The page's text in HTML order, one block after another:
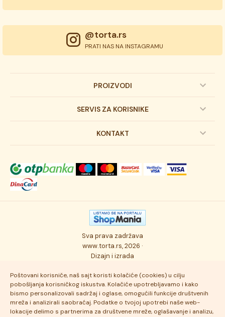
Poštovani korisniče, naš sajt koristi kolačiće (cookies) u cilju
pobošljanja korisničkog iskustva. Kolačiće upotrebljavamo i kako
bismo personalizovali sadržaj i oglase, omogućili funkcije društvenih
mreža i analizirali saobraćaj. Podatke o tvojoj upotrebi naše web-
lokacije delimo s partnerima za društvene mreže, oglašavanje i analizu,
@torta.rs
PRATI NAS NA INSTAGRAMU
PROIZVODI
Dečije torte
Svadbene torte
Torta klasici
Osmisli tortu
Ukusi torti
SERVIS ZA KORISNIKE
Prijava na newsletter
Dostava robe
Autorska prava
Politika privatnosti
Najčešće postavljana pitanja
KONTAKT
Novosti
Posao
Kontakt
Sva prava zadržava
www.torta.rs, 2026 ·
Dizajn i izrada